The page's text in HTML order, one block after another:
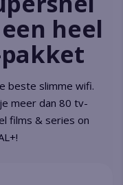
heel
beste slimme wifi.
meer dan 80 tv-
films & series on